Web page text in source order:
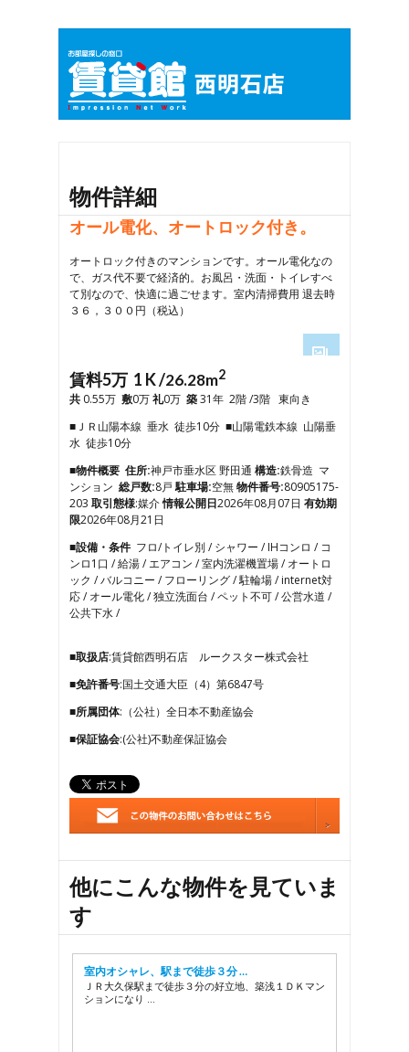
物件詳細
オール電化、オートロック付き。
オートロック付きのマンションです。オール電化なの
で、ガス代不要で経済的。お風呂・洗面・トイレすべ
て別なので、快適に過ごせます。室内清掃費用 退去時
３６，３００円（税込）
4
7
8
9
11
12
13
14
27
29
賃料5万 1 K /26.28m2
共 0.55万 敷0万礼0万 築31年 2階 /3階 東向き
■ＪＲ山陽本線 垂水 徒歩10分 ■山陽電鉄本線 山陽垂
水 徒歩10分
■物件概要 住所:神戸市垂水区 野田通 構造:鉄骨造 マ
ンション 総戸数:8戸駐車場:空無物件番号:80905175-
203 取引態様:媒介情報公開日2026年08月07日 有効期
限2026年08月21日
■設備・条件 フロ/トイレ別 / シャワー / IHコンロ / コ
ンロ1口 / 給湯 / エアコン / 室内洗濯機置場 / オートロ
ック / バルコニー / フローリング / 駐輪場 / internet対
応 / オール電化 / 独立洗面台 / ペット不可 / 公営水道 /
公共下水 /
■取扱店:賃貸館西明石店 ルークスター株式会社
■免許番号:国土交通大臣（4）第6847号
■所属団体:（公社）全日本不動産協会
■保証協会:(公社)不動産保証協会
他にこんな物件を見ていま
す
室内オシャレ、駅まで徒歩３分 …
ＪＲ大久保駅まで徒歩３分の好立地、築浅１ＤＫマン
ションになり …